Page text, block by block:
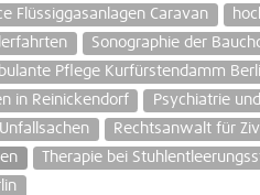
Flüssiggasanlagen Caravan
Sonographie der
Pflege Kurfürstendamm
in Reinickendorf Psychiatrie
Unfallsachen Rechtsanwalt für
Therapie bei